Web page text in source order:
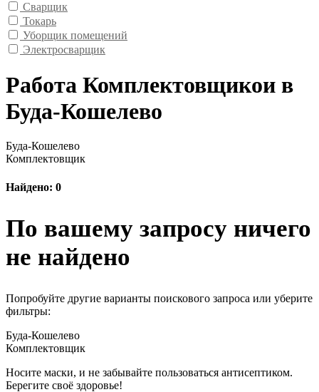
Сварщик
Токарь
Уборщик помещений
Электросварщик
Работа Комплектовщикои в
Буда-Кошелево
Буда-Кошелево
Комплектовщик
Найдено: 0
По вашему запросу ничего
не найдено
Попробуйте другие варианты поискового запроса или уберите
фильтры:
Буда-Кошелево
Комплектовщик
Носите маски, и не забывайте пользоваться антисептиком.
Берегите своё здоровье!